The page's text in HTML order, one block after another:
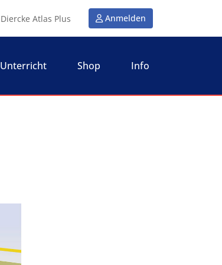
Diercke Atlas Plus Anmelden
Unterricht Shop Info